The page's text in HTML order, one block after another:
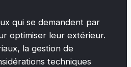
qui se demandent par
optimiser leur extérieur.
la gestion de
techniques